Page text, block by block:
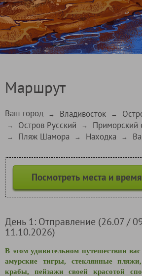
Маршрут
Ваш город → Владивосток →
→ Остров Русский → Приморский
→ Пляж Шамора → Находка →
Посмотреть места и
День 1: Отправление (26.07 /
11.10.2026)
В этом удивительном путешествии
амурские тигры, стеклянные
крабы, пейзажи своей красотой